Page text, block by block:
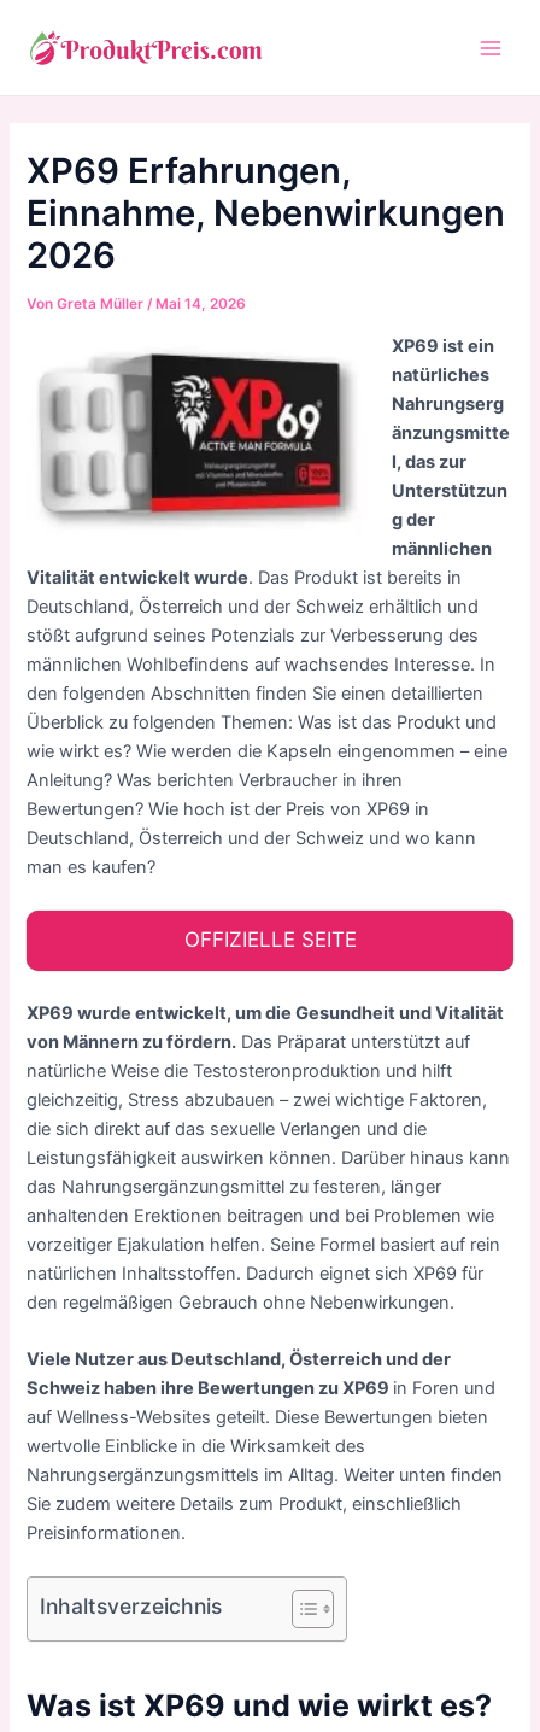
Inhalt
springen
XP69 Erfahrungen,
Einnahme, Nebenwirkungen
2026
VonGreta Müller /Mai 14, 2026
XP69 ist ein
natürliches
Nahrungserg
änzungsmitte
l, das zur
Unterstützun
g der
männlichen
Vitalität entwickelt wurde. Das Produkt ist bereits in
Deutschland, Österreich und der Schweiz erhältlich und
stößt aufgrund seines Potenzials zur Verbesserung des
männlichen Wohlbefindens auf wachsendes Interesse. In
den folgenden Abschnitten finden Sie einen detaillierten
Überblick zu folgenden Themen: Was ist das Produkt und
wie wirkt es? Wie werden die Kapseln eingenommen – eine
Anleitung? Was berichten Verbraucher in ihren
Bewertungen? Wie hoch ist der Preis von XP69 in
Deutschland, Österreich und der Schweiz und wo kann
man es kaufen?
OFFIZIELLE SEITE
XP69 wurde entwickelt, um die Gesundheit und Vitalität
von Männern zu fördern. Das Präparat unterstützt auf
natürliche Weise die Testosteronproduktion und hilft
gleichzeitig, Stress abzubauen – zwei wichtige Faktoren,
die sich direkt auf das sexuelle Verlangen und die
Leistungsfähigkeit auswirken können. Darüber hinaus kann
das Nahrungsergänzungsmittel zu festeren, länger
anhaltenden Erektionen beitragen und bei Problemen wie
vorzeitiger Ejakulation helfen. Seine Formel basiert auf rein
natürlichen Inhaltsstoffen. Dadurch eignet sich XP69 für
den regelmäßigen Gebrauch ohne Nebenwirkungen.
Viele Nutzer aus Deutschland, Österreich und der
Schweiz haben ihre Bewertungen zu XP69 in Foren und
auf Wellness-Websites geteilt. Diese Bewertungen bieten
wertvolle Einblicke in die Wirksamkeit des
Nahrungsergänzungsmittels im Alltag. Weiter unten finden
Sie zudem weitere Details zum Produkt, einschließlich
Preisinformationen.
Inhaltsverzeichnis
Was ist XP69 und wie wirkt es?